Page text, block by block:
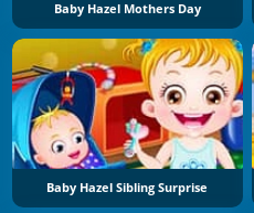
Baby Hazel Mothers Day
Baby Hazel Sibling Surprise